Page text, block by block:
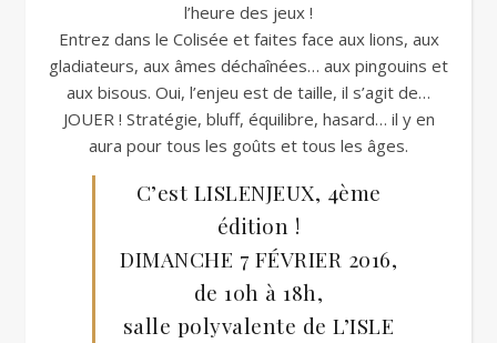
l’heure des jeux !
Entrez dans le Colisée et faites face aux lions, aux
gladiateurs, aux âmes déchaînées… aux pingouins et
aux bisous. Oui, l’enjeu est de taille, il s’agit de…
JOUER ! Stratégie, bluff, équilibre, hasard… il y en
aura pour tous les goûts et tous les âges.
C’est LISLENJEUX, 4ème
édition !
DIMANCHE 7 FÉVRIER 2016,
de 10h à 18h,
salle polyvalente de L’ISLE